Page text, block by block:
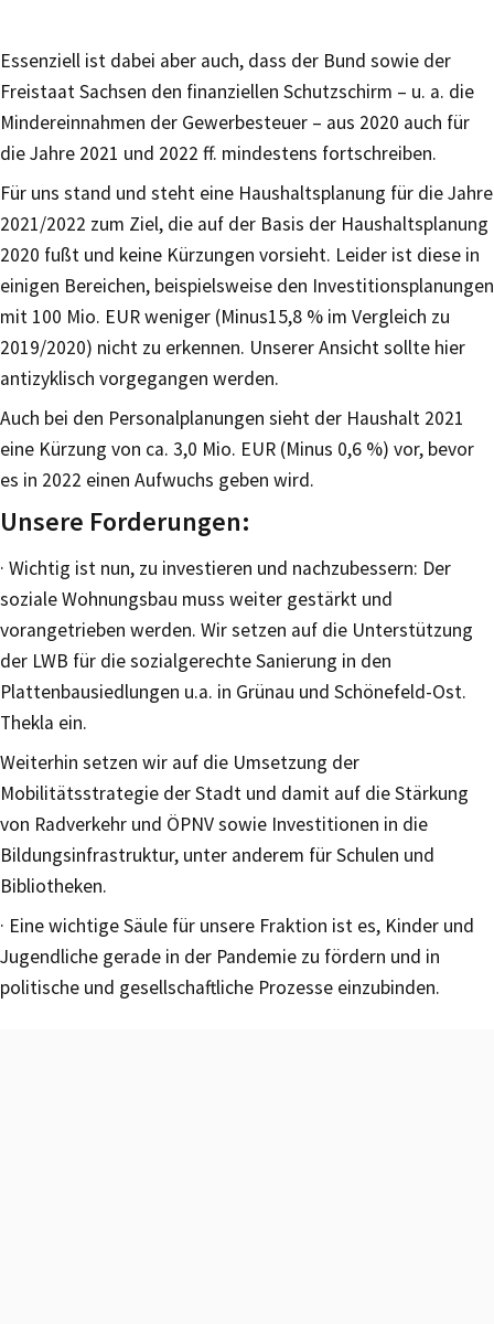
Essenziell ist dabei aber auch, dass der Bund sowie der
Freistaat Sachsen den finanziellen Schutzschirm – u. a. die
Mindereinnahmen der Gewerbesteuer – aus 2020 auch für
die Jahre 2021 und 2022 ff. mindestens fortschreiben.
Für uns stand und steht eine Haushaltsplanung für die Jahre
2021/2022 zum Ziel, die auf der Basis der Haushaltsplanung
2020 fußt und keine Kürzungen vorsieht. Leider ist diese in
einigen Bereichen, beispielsweise den Investitionsplanungen
mit 100 Mio. EUR weniger (Minus15,8 % im Vergleich zu
2019/2020) nicht zu erkennen. Unserer Ansicht sollte hier
antizyklisch vorgegangen werden.
Auch bei den Personalplanungen sieht der Haushalt 2021
eine Kürzung von ca. 3,0 Mio. EUR (Minus 0,6 %) vor, bevor
es in 2022 einen Aufwuchs geben wird.
Unsere Forderungen:
· Wichtig ist nun, zu investieren und nachzubessern: Der
soziale Wohnungsbau muss weiter gestärkt und
vorangetrieben werden. Wir setzen auf die Unterstützung
der LWB für die sozialgerechte Sanierung in den
Plattenbausiedlungen u.a. in Grünau und Schönefeld-Ost.
Thekla ein.
Weiterhin setzen wir auf die Umsetzung der
Mobilitätsstrategie der Stadt und damit auf die Stärkung
von Radverkehr und ÖPNV sowie Investitionen in die
Bildungsinfrastruktur, unter anderem für Schulen und
Bibliotheken.
· Eine wichtige Säule für unsere Fraktion ist es, Kinder und
Jugendliche gerade in der Pandemie zu fördern und in
politische und gesellschaftliche Prozesse einzubinden.